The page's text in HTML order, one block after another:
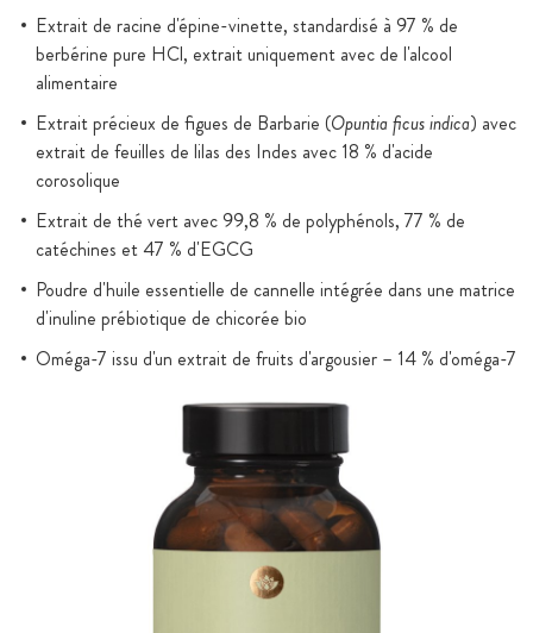
Extrait de racine d'épine-vinette, standardisé à 97 % de
berbérine pure HCl, extrait uniquement avec de l'alcool
alimentaire
Extrait précieux de figues de Barbarie (Opuntia ficus indica) avec
extrait de feuilles de lilas des Indes avec 18 % d'acide
corosolique
Extrait de thé vert avec 99,8 % de polyphénols, 77 % de
catéchines et 47 % d'EGCG
Poudre d'huile essentielle de cannelle intégrée dans une matrice
d'inuline prébiotique de chicorée bio
Oméga-7 issu d'un extrait de fruits d'argousier – 14 % d'oméga-7